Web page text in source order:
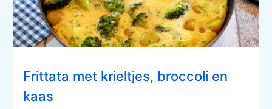
Frittata met krieltjes, broccoli en
kaas